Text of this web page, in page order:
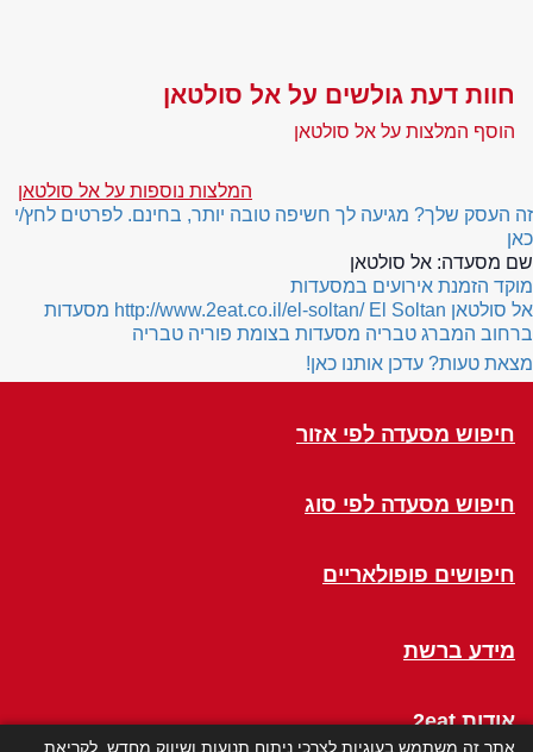
חוות דעת גולשים על אל סולטאן
הוסף המלצות על אל סולטאן
המלצות נוספות על אל סולטאן
זה העסק שלך? מגיעה לך חשיפה טובה יותר, בחינם. לפרטים לחץ/י
כאן
שם מסעדה: אל סולטאן
מוקד הזמנת אירועים במסעדות
אל סולטאן
http://www.2eat.co.il/el-soltan/ El Soltan
מסעדות
ברחוב המברג טבריה מסעדות בצומת פוריה טבריה
מצאת טעות? עדכן אותנו כאן!
חיפוש מסעדה לפי אזור
חיפוש מסעדה לפי סוג
חיפושים פופולאריים
מידע ברשת
אודות 2eat
אתר זה משתמש בעוגיות לצרכי ניתוח תנועות ושיווק מחדש. לקריאת